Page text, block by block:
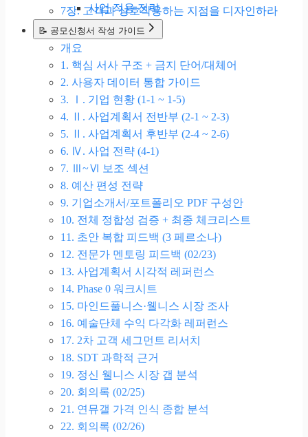
사업 적용 전략
7장. 고객과 상호작용하는 지점을 디자인하라
📝 공모신청서 작성 가이드
개요
1. 핵심 서사 구조 + 금지 단어/대체어
2. 사용자 데이터 통합 가이드
3. Ⅰ. 기업 현황 (1-1 ~ 1-5)
4. Ⅱ. 사업계획서 전반부 (2-1 ~ 2-3)
5. Ⅱ. 사업계획서 후반부 (2-4 ~ 2-6)
6. Ⅳ. 사업 전략 (4-1)
7. Ⅲ~Ⅵ 보조 섹션
8. 예산 편성 전략
9. 기업소개서/포트폴리오 PDF 구성안
10. 전체 정합성 검증 + 최종 체크리스트
11. 초안 복합 피드백 (3 페르소나)
12. 전문가 멘토링 피드백 (02/23)
13. 사업계획서 시각적 레퍼런스
14. Phase 0 워크시트
15. 마인드풀니스·웰니스 시장 조사
16. 예술단체 수익 다각화 레퍼런스
17. 2차 고객 세그먼트 리서치
18. SDT 과학적 근거
19. 정신 웰니스 시장 갭 분석
20. 회의록 (02/25)
21. 연뮤갤 가격 인식 종합 분석
22. 회의록 (02/26)